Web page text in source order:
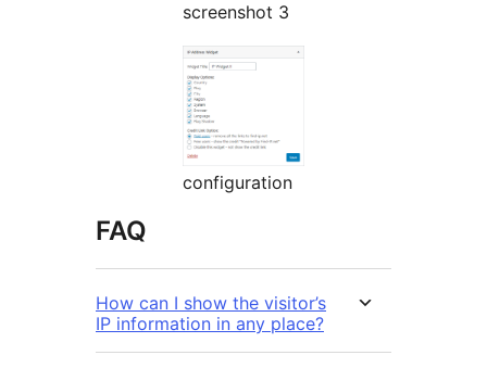
screenshot 3
configuration
FAQ
How can I show the visitor’s
IP information in any place?